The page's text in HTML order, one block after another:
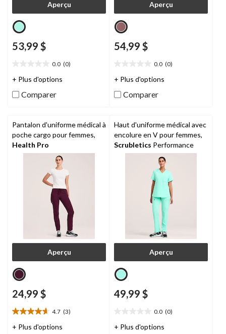
Aperçu
53,99 $
0.0 (0)
étoile(s)
5.
+ Plus d'options
Comparer
Aperçu
54,99 $
0.0 (0)
étoile(s)
5.
+ Plus d'options
Comparer
Pantalon d'uniforme médical à
poche cargo pour femmes,
Health Pro
Aperçu
24,99 $
4.7 (3)
4.7
étoile(s)
+ Plus d'options
Haut d'uniforme médical avec
encolure en V pour femmes,
Scrubletics Performance
Aperçu
49,99 $
0.0 (0)
étoile(s)
+ Plus d'options